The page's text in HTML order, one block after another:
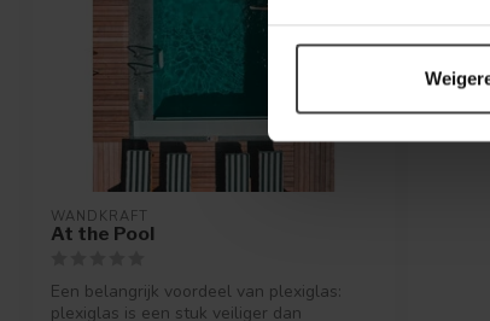
WANDKRAFT
At the Pool
Een belangrijk voordeel van plexiglas:
plexiglas is een stuk veiliger dan